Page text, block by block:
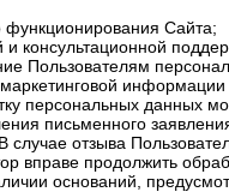
Сайта;
консультационной
Пользователям
персональных данных
письменного
В случае отзыва
вправе продолжить
оснований,